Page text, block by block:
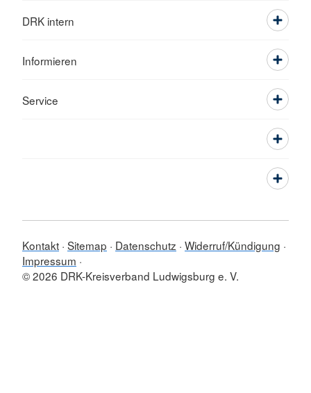
DRK intern
Informieren
Service
Kontakt Sitemap Datenschutz Widerruf/Kündigung
Impressum
© 2026 DRK-Kreisverband Ludwigsburg e. V.